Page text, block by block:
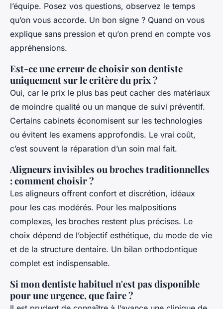
l’équipe. Posez vos questions, observez le temps
qu’on vous accorde. Un bon signe ? Quand on vous
explique sans pression et qu’on prend en compte vos
appréhensions.
Est-ce une erreur de choisir son dentiste
uniquement sur le critère du prix ?
Oui, car le prix le plus bas peut cacher des matériaux
de moindre qualité ou un manque de suivi préventif.
Certains cabinets économisent sur les technologies
ou évitent les examens approfondis. Le vrai coût,
c’est souvent la réparation d’un soin mal fait.
Aligneurs invisibles ou broches traditionnelles
: comment choisir ?
Les aligneurs offrent confort et discrétion, idéaux
pour les cas modérés. Pour les malpositions
complexes, les broches restent plus précises. Le
choix dépend de l’objectif esthétique, du mode de vie
et de la structure dentaire. Un bilan orthodontique
complet est indispensable.
Si mon dentiste habituel n'est pas disponible
pour une urgence, que faire ?